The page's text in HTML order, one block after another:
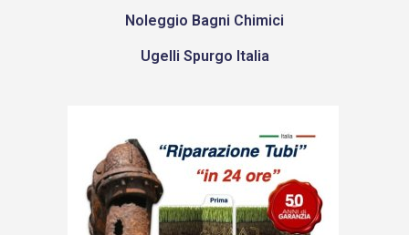
Noleggio Bagni Chimici
Ugelli Spurgo Italia